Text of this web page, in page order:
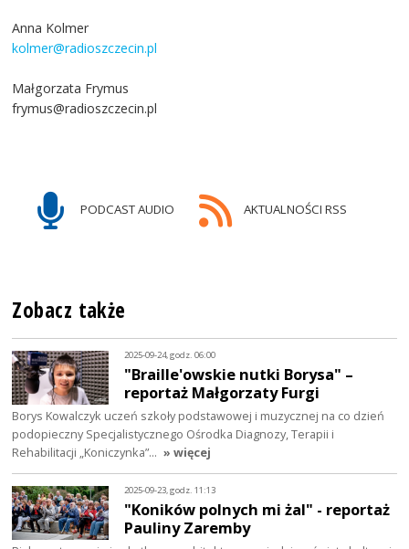
Anna Kolmer
kolmer@radioszczecin.pl
Małgorzata Frymus
frymus@radioszczecin.pl
PODCAST AUDIO AKTUALNOŚCI RSS
Zobacz także
2025-09-24, godz. 06:00
"Braille'owskie nutki Borysa" –
reportaż Małgorzaty Furgi
Borys Kowalczyk uczeń szkoły podstawowej i muzycznej na co dzień
podopieczny Specjalistycznego Ośrodka Diagnozy, Terapii i
Rehabilitacji „Koniczynka”… » więcej
2025-09-23, godz. 11:13
"Koników polnych mi żal" - reportaż
Pauliny Zaremby